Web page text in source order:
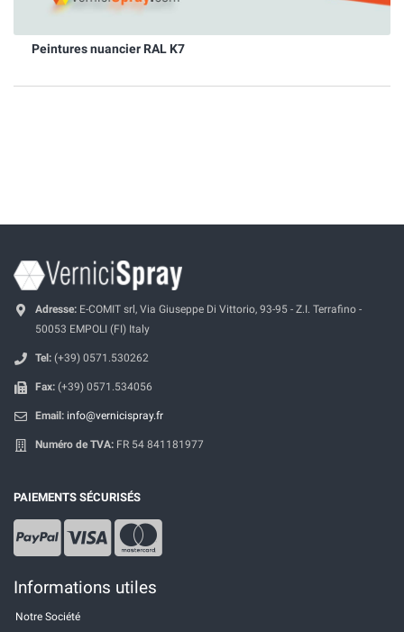
Peintures nuancier RAL K7
Adresse: E-COMIT srl, Via Giuseppe Di Vittorio, 93-95 - Z.I. Terrafino -
50053 EMPOLI (FI) Italy
Tel: (+39) 0571.530262
Fax: (+39) 0571.534056
Email: info@vernicispray.fr
Numéro de TVA: FR 54 841181977
PAIEMENTS SÉCURISÉS
Informations utiles
Notre Société